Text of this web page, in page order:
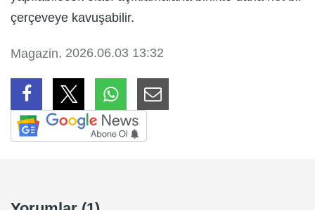
çerçeveye kavuşabilir.
Magazin, 2026.06.03 13:32